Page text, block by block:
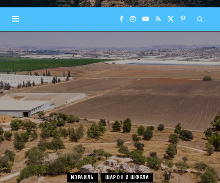
F
c
e
o
o
I
s
t
g
r
Y
u
T
b
e
R
S T
t
t
P
n
r
e
ИЗРАИЛЬ ШАРОН И ШФЕЛА